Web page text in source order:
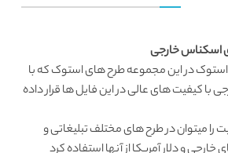
اسکناس خارجی
استوکدر این مجموعه طرح های استوک که با
با کیفیت های عالی در این فایل ها قرار داده
را میتوان در طرح های مختلف تبلیغاتی و